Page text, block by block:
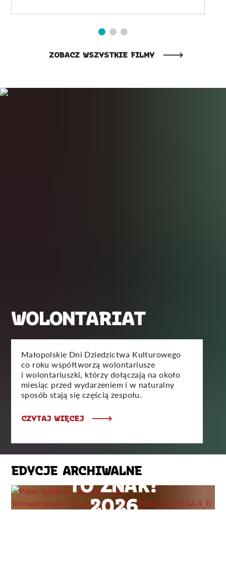
ZOBACZ WSZYSTKIE FILMY
WOLONTARIAT
Małopolskie Dni Dziedzictwa Kulturowego
co roku współtworzą wolontariusze
i wolontariuszki, którzy dołączają na około
miesiąc przed wydarzeniem i w naturalny
sposób stają się częścią zespołu.
CZYTAJ WIĘCEJ
EDYCJE ARCHIWALNE
TO ZNAK!
2026